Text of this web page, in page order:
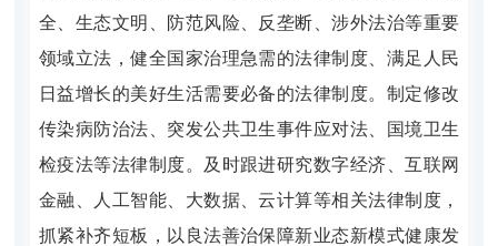
全、生态文明、防范风险、反垄断、涉外法治等重要
领域立法，健全国家治理急需的法律制度、满足人民
日益增长的美好生活需要必备的法律制度。制定修改
传染病防治法、突发公共卫生事件应对法、国境卫生
检疫法等法律制度。及时跟进研究数字经济、互联网
金融、人工智能、大数据、云计算等相关法律制度，
抓紧补齐短板，以良法善治保障新业态新模式健康发